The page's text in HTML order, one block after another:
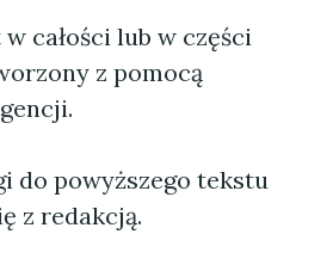
całości lub w części
z pomocą
do powyższego tekstu
z redakcją.